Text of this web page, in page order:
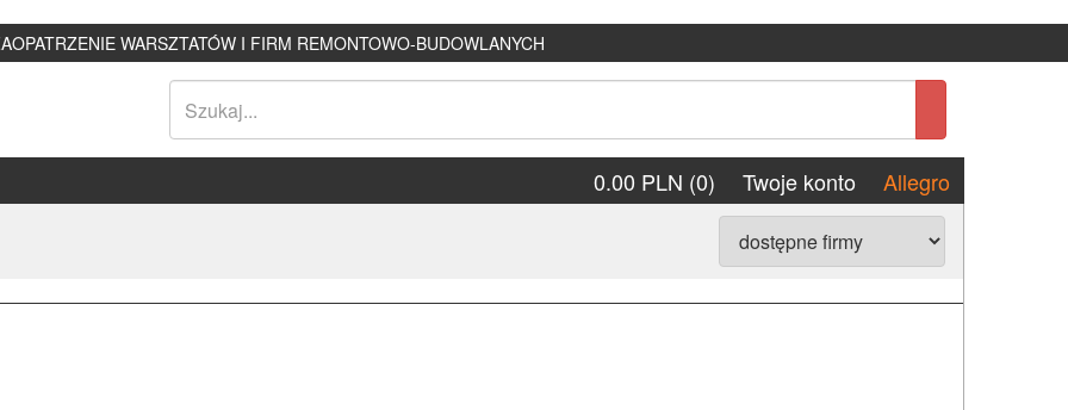
WARSZTATÓW I FIRM REMONTOWO-BUDOWLANYCH
0.00 PLN (0) Twoje konto Allegro